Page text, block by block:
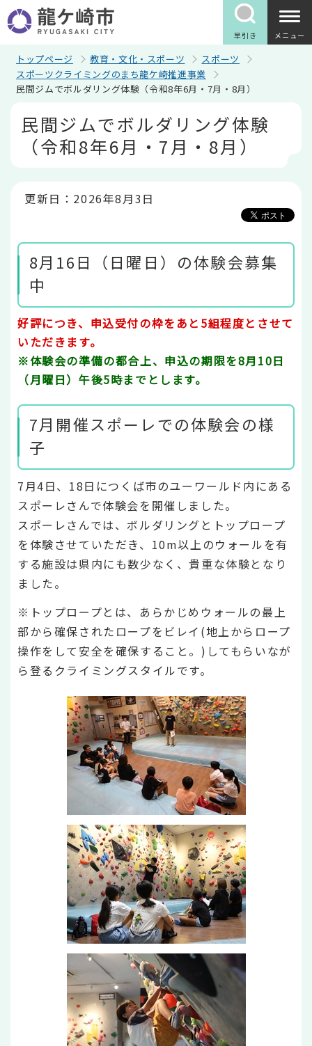
の
ペ
早引き メニュー
トップページ 教育・文化・スポーツ
スポーツ
スポーツクライミングのまち龍ケ崎推進事業
民間ジムでボルダリング体験（令和8年6月・7月・8月）
民間ジムでボルダリング体験
（令和8年6月・7月・8月）
更新日：2026年8月3日
8月16日（日曜日）の体験会募集
中
好評につき、申込受付の枠をあと5組程度とさせて
いただきます。
※体験会の準備の都合上、申込の期限を8月10日
（月曜日）午後5時までとします。
7月開催スポーレでの体験会の様
子
7月4日、18日につくば市のユーワールド内にある
スポーレさんで体験会を開催しました。
スポーレさんでは、ボルダリングとトップロープ
を体験させていただき、10m以上のウォールを有
する施設は県内にも数少なく、貴重な体験となり
ました。
※トップロープとは、あらかじめウォールの最上
部から確保されたロープをビレイ(地上からロープ
操作をして安全を確保すること。)してもらいなが
ら登るクライミングスタイルです。